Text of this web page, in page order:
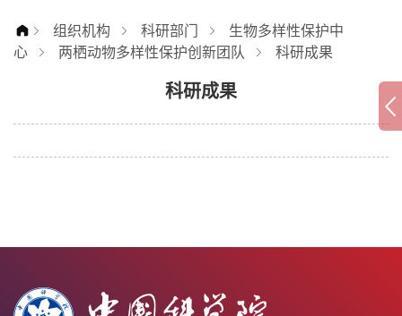
组织机构 科研部门
生物多样性保护中
心
两栖动物多样性保护创新团队 科研成果
科研成果